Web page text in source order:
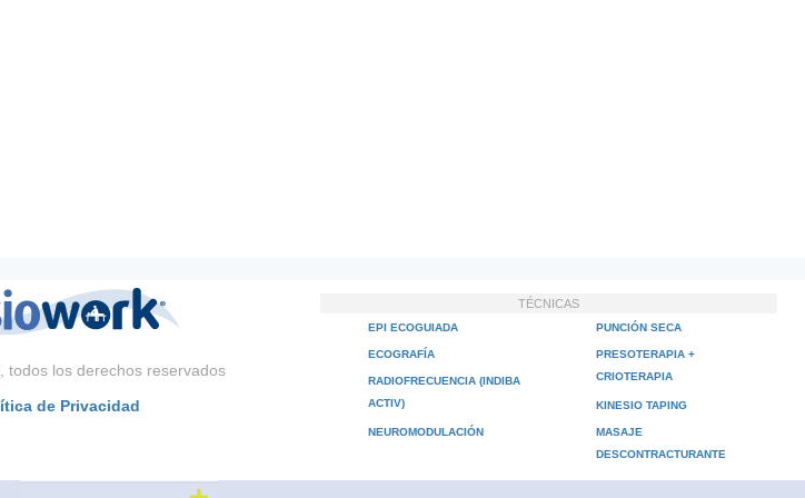
todos los derechos reservados
de Privacidad
TÉCNICAS
EPI ECOGUIADA
ECOGRAFÍA
RADIOFRECUENCIA (INDIBA
ACTIV)
NEUROMODULACIÓN
PUNCIÓN SECA
PRESOTERAPIA +
CRIOTERAPIA
KINESIO TAPING
MASAJE
DESCONTRACTURANTE